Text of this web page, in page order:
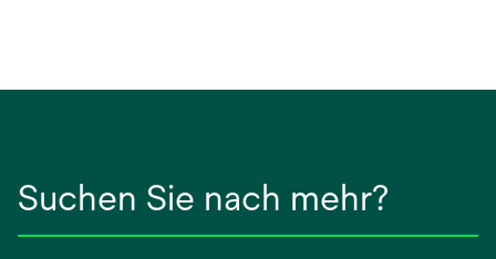
Suchen Sie nach mehr?